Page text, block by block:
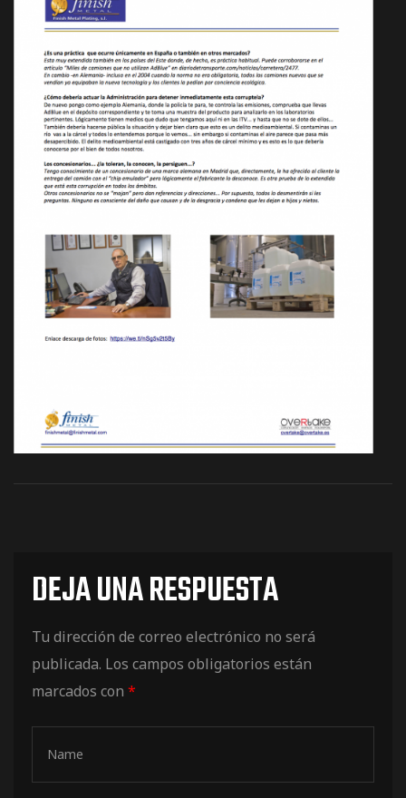
DEJA UNA RESPUESTA
Tu dirección de correo electrónico no será
publicada. Los campos obligatorios están
marcados con *